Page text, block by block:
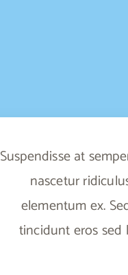
Suspendisse at
nascetur
elementum ex.
tincidunt eros sed